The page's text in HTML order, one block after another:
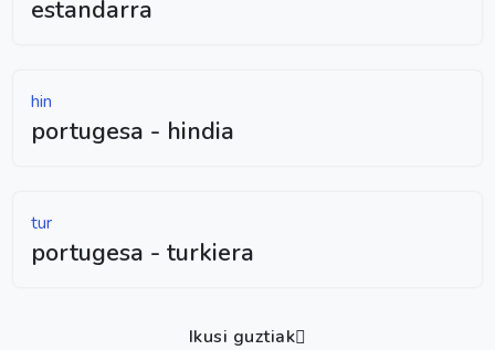
estandarra
hin
portugesa - hindia
tur
portugesa - turkiera
Ikusi guztiak